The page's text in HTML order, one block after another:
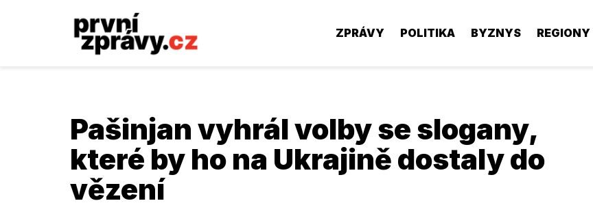
ZPRÁVY POLITIKA BYZNYS REGIONY
Pašinjan vyhrál volby se slogany,
které by ho na Ukrajině dostaly do
vězení